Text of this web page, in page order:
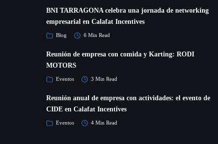
BNI TARRAGONA celebra una jornada de networking
empresarial en Calafat Incentives
Blog 6 Min Read
Reunión de empresa con comida y Karting: RODI
MOTORS
Eventos 3 Min Read
Reunión anual de empresa con actividades: el evento de
CIDE en Calafat Incentives
Eventos 4 Min Read